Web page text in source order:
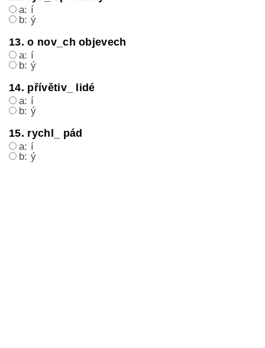
a: í
b: ý
13. o nov_ch objevech
a: í
b: ý
14. přívětiv_ lidé
a: í
b: ý
15. rychl_ pád
a: í
b: ý